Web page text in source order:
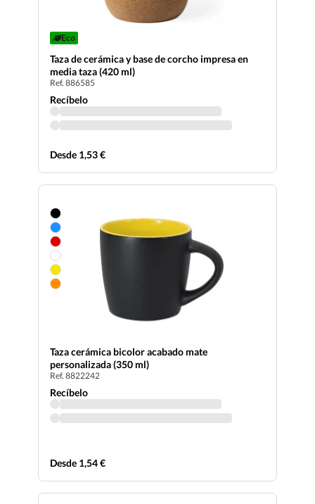
Eco
Taza de cerámica y base de corcho impresa en
media taza (420 ml)
Ref. 886585
Recíbelo
Desde 1,53 €
Taza cerámica bicolor acabado mate
personalizada (350 ml)
Ref. 8822242
Recíbelo
Desde 1,54 €